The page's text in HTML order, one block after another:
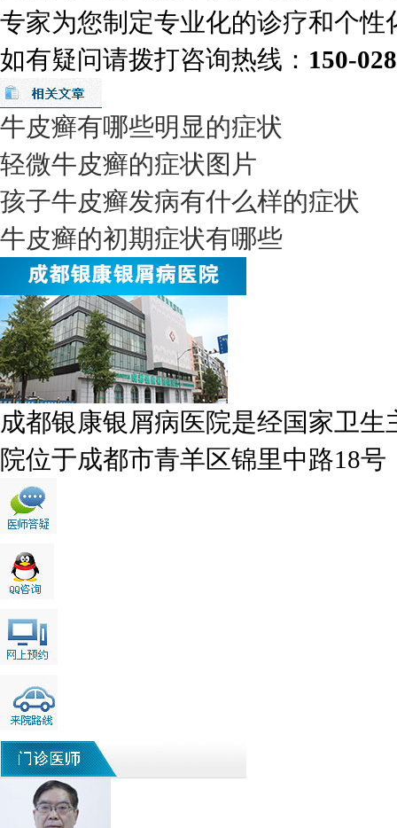
专家为您制定专业化的诊疗和个
如有疑问请拨打咨询热线： 150-
牛皮癣有哪些明显的症状
轻微牛皮癣的症状图片
孩子牛皮癣发病有什么样的症状
牛皮癣的初期症状有哪些
成都银康银屑病医院是经国家卫
院位于成都市青羊区锦里中路18